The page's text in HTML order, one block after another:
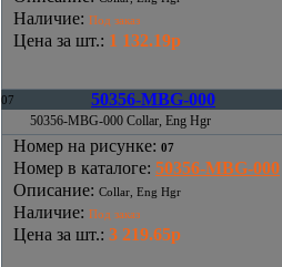
Наличие: Под заказ
Цена за шт.: 1 132.19р
07 50356-MBG-000
50356-MBG-000 Collar, Eng Hgr
Номер на рисунке: 07
Номер в каталоге: 50356-MBG-000
Описание: Collar, Eng Hgr
Наличие: Под заказ
Цена за шт.: 3 219.65р